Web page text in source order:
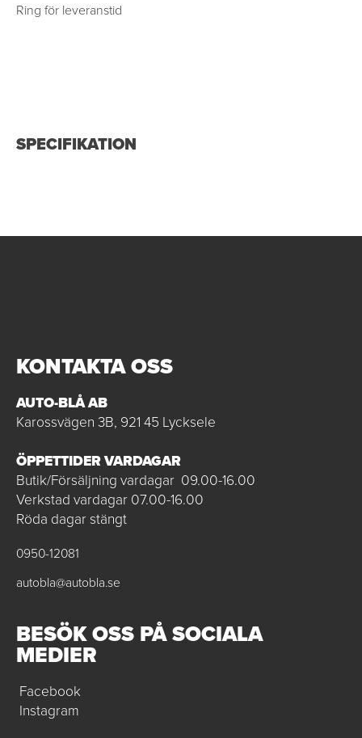
Ring för leveranstid
SPECIFIKATION
KONTAKTA OSS
AUTO-BLÅ AB
Karossvägen 3B, 921 45 Lycksele
ÖPPETTIDER VARDAGAR
Butik/Försäljning vardagar 09.00-16.00
Verkstad vardagar 07.00-16.00
Röda dagar stängt
0950-12081
autobla@autobla.se
BESÖK OSS PÅ SOCIALA
MEDIER
Facebook
Instagram